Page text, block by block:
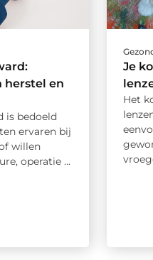
herstel en
is bedoeld
ervaren bij
willen
operatie ...
Je
Het